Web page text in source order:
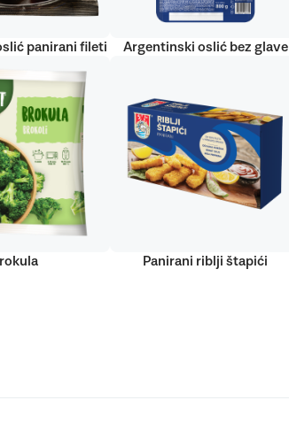
panirani fileti Argentinski oslić bez glave
Panirani riblji štapići